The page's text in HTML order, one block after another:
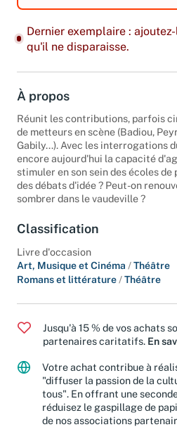
Dernier exemplaire :
qu'il ne disparaisse.
À propos
Réunit les contributions, parfois
de metteurs en scène (Badiou,
Gabily...). Avec les interrogations
encore aujourd'hui la capacité
stimuler en son sein des écoles de
des débats d'idée ? Peut-on
sombrer dans le vaudeville ?
Classification
Livre d'occasion
Art, Musique et Cinéma /Théâtre
Romans et littérature /Théâtre
Jusqu'à 15 % de vos achats
partenaires caritatifs. En
Votre achat contribue à
"diffuser la passion de la
tous". En offrant une
réduisez le gaspillage de
de nos associations